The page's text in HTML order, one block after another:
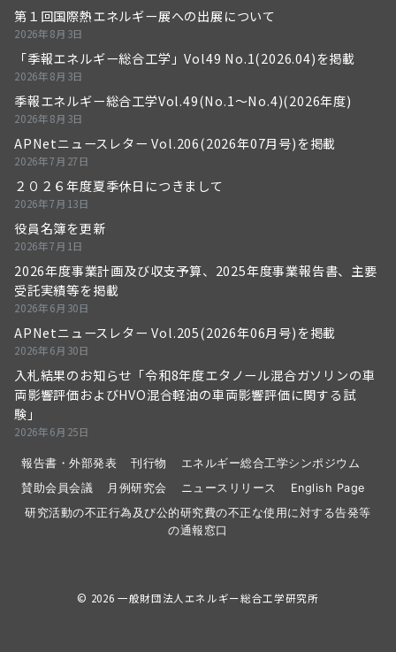
第１回国際熱エネルギー展への出展について
2026年8月3日
「季報エネルギー総合工学」Vol49 No.1(2026.04)を掲載
2026年8月3日
季報エネルギー総合工学Vol.49(No.1～No.4)(2026年度)
2026年8月3日
APNetニュースレター Vol.206(2026年07月号)を掲載
2026年7月27日
２０２６年度夏季休日につきまして
2026年7月13日
役員名簿を更新
2026年7月1日
2026年度事業計画及び収支予算、2025年度事業報告書、主要
受託実績等を掲載
2026年6月30日
APNetニュースレター Vol.205(2026年06月号)を掲載
2026年6月30日
入札結果のお知らせ「令和8年度エタノール混合ガソリンの車
両影響評価およびHVO混合軽油の車両影響評価に関する試
験」
2026年6月25日
報告書・外部発表 刊行物
エネルギー総合工学シンポジウム
賛助会員会議
月例研究会 ニュースリリース
English Page
研究活動の不正行為及び公的研究費の不正な使用に対する告発等
の通報窓口
© 2026 一般財団法人エネルギー総合工学研究所